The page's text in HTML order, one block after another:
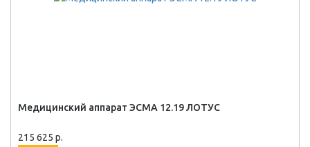
Медицинский аппарат ЭСМА 12.19 ЛОТУС
215 625 р.